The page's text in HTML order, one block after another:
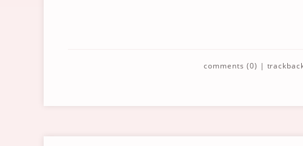
comments (0) |